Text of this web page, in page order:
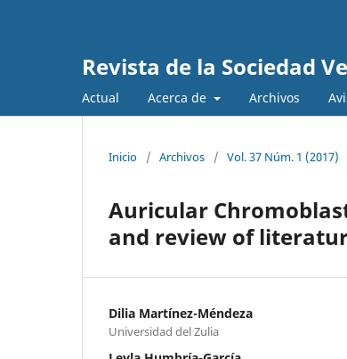
Revista de la Sociedad
Actual Acerca de Archivos
Inicio / Archivos / Vol. 37 Núm. 1 (2017)
Auricular
and review of
Dilia Martínez-Méndeza
Universidad del Zulia